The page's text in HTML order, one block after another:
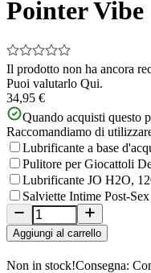
10
Pointer Vibe
Il prodotto non ha ancora
Puoi valutarlo Qui.
34,95 €
Quando acquisti questo
Raccomandiamo di
Lubrificante a base
Pulitore per Giocattoli
Lubrificante JO H2O,
Salviette Intime Post-
Aggiungi al carrello
Non in stock!Consegna: